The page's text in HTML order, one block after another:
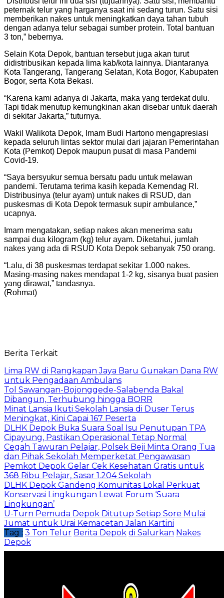
peternak telur yang harganya saat ini sedang turun. Satu sisi
memberikan nakes untuk meningkatkan daya tahan tubuh
dengan adanya telur sebagai sumber protein. Total bantuan
3 ton,” bebernya.
Selain Kota Depok, bantuan tersebut juga akan turut
didistribusikan kepada lima kab/kota lainnya. Diantaranya
Kota Tangerang, Tangerang Selatan, Kota Bogor, Kabupaten
Bogor, serta Kota Bekasi.
“Karena kami adanya di Jakarta, maka yang terdekat dulu.
Tapi tidak menutup kemungkinan akan disebar untuk daerah
di sekitar Jakarta,” tuturnya.
Wakil Walikota Depok, Imam Budi Hartono mengapresiasi
kepada seluruh lintas sektor mulai dari jajaran Pemerintahan
Kota (Pemkot) Depok maupun pusat di masa Pandemi
Covid-19.
“Saya bersyukur semua bersatu padu untuk melawan
pandemi. Terutama terima kasih kepada Kemendag RI.
Distribusinya (telur ayam) untuk nakes di RSUD, dan
puskesmas di Kota Depok termasuk supir ambulance,”
ucapnya.
Imam mengatakan, setiap nakes akan menerima satu
sampai dua kilogram (kg) telur ayam. Diketahui, jumlah
nakes yang ada di RSUD Kota Depok sebanyak 750 orang.
“Lalu, di 38 puskesmas terdapat sekitar 1.000 nakes.
Masing-masing nakes mendapat 1-2 kg, sisanya buat pasien
yang dirawat,” tandasnya.
(Rohmat)
Berita Terkait
Lima RW di Rangkapan Jaya Baru Gunakan Dana RW
untuk Pengadaan Ambulans
Tol Sawangan-Bojonggede-Salabenda Bakal
Dibangun, Terhubung hingga BORR
Minat Lansia Ikuti Sekolah Lansia di Duser Terus
Meningkat, Kini Capai 167 Peserta
DLHK Depok Buka Suara Soal Isu Penutupan TPA
Cipayung, Pastikan Operasional Tetap Normal
Cegah Tawuran Pelajar, Polsek Beji Minta Orang Tua
dan Pihak Sekolah Memperketat Pengawasan
Pemkot Depok Gelar Cek Kesehatan Gratis untuk
368 Ribu Pelajar, Sasar 1.204 Sekolah
DLHK Depok Gandeng Komunitas Lokal Perkuat
Konservasi Lingkungan Lewat Forum ‘Suara
Lingkungan’
U-Turn Pemuda Depok Ditutup Setiap Sore Mulai
Jumat untuk Urai Kemacetan Jalan Kartini
Tag : 3 Ton Telur Berita Depok di Salurkan Nakes
Depok